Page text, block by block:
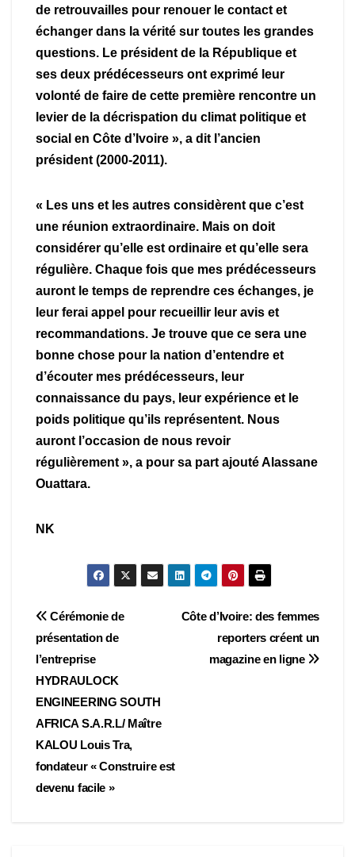
de retrouvailles pour renouer le contact et
échanger dans la vérité sur toutes les grandes
questions. Le président de la République et
ses deux prédécesseurs ont exprimé leur
volonté de faire de cette première rencontre un
levier de la décrispation du climat politique et
social en Côte d’Ivoire », a dit l’ancien
président (2000-2011).
« Les uns et les autres considèrent que c’est
une réunion extraordinaire. Mais on doit
considérer qu’elle est ordinaire et qu’elle sera
régulière. Chaque fois que mes prédécesseurs
auront le temps de reprendre ces échanges, je
leur ferai appel pour recueillir leur avis et
recommandations. Je trouve que ce sera une
bonne chose pour la nation d’entendre et
d’écouter mes prédécesseurs, leur
connaissance du pays, leur expérience et le
poids politique qu’ils représentent. Nous
auront l’occasion de nous revoir
régulièrement », a pour sa part ajouté Alassane
Ouattara.
NK
Navigation
de
l’article
Côte d’Ivoire: des femmes
reporters créent un
magazine en ligne
Cérémonie de
présentation de
l’entreprise
HYDRAULOCK
ENGINEERING SOUTH
AFRICA S.A.R.L/ Maître
KALOU Louis Tra,
fondateur « Construire est
devenu facile »